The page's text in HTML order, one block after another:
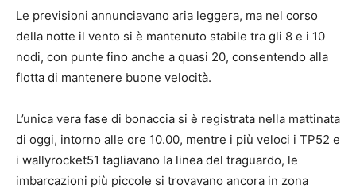
Le previsioni annunciavano aria leggera, ma nel corso
della notte il vento si è mantenuto stabile tra gli 8 e i 10
nodi, con punte fino anche a quasi 20, consentendo alla
flotta di mantenere buone velocità.
L’unica vera fase di bonaccia si è registrata nella mattinata
di oggi, intorno alle ore 10.00, mentre i più veloci i TP52 e
i wallyrocket51 tagliavano la linea del traguardo, le
imbarcazioni più piccole si trovavano ancora in zona